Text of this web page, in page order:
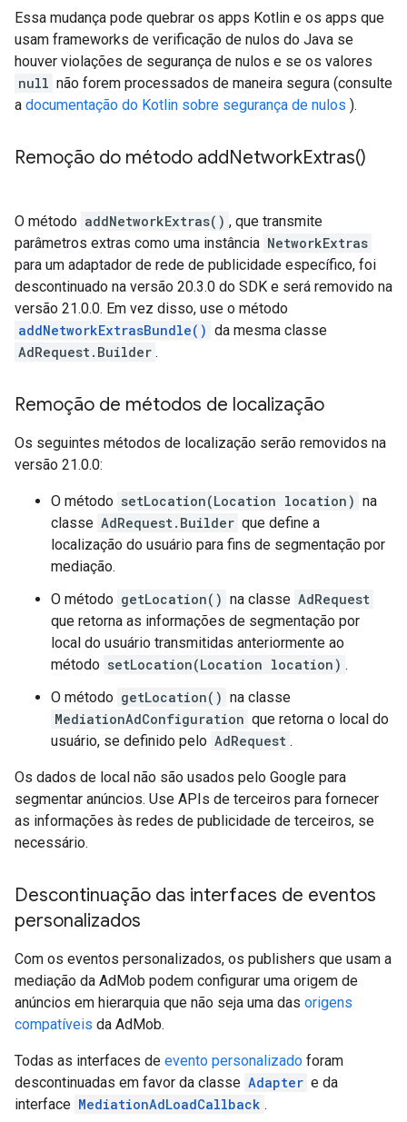
Essa mudança pode quebrar os apps Kotlin e os apps que
usam frameworks de verificação de nulos do Java se
houver violações de segurança de nulos e se os valores
null não forem processados de maneira segura (consulte
a documentação do Kotlin sobre segurança de nulos ).
Remoção do método addNetworkExtras()
O método addNetworkExtras() , que transmite
parâmetros extras como uma instância NetworkExtras
para um adaptador de rede de publicidade específico, foi
descontinuado na versão 20.3.0 do SDK e será removido na
versão 21.0.0. Em vez disso, use o método
addNetworkExtrasBundle() da mesma classe
AdRequest.Builder .
Remoção de métodos de localização
Os seguintes métodos de localização serão removidos na
versão 21.0.0:
O método setLocation(Location location) na
classe AdRequest.Builder que define a
localização do usuário para fins de segmentação por
mediação.
O método getLocation() na classe AdRequest
que retorna as informações de segmentação por
local do usuário transmitidas anteriormente ao
método setLocation(Location location) .
O método getLocation() na classe
MediationAdConfiguration que retorna o local do
usuário, se definido pelo AdRequest .
Os dados de local não são usados pelo Google para
segmentar anúncios. Use APIs de terceiros para fornecer
as informações às redes de publicidade de terceiros, se
necessário.
Descontinuação das interfaces de eventos
personalizados
Com os eventos personalizados, os publishers que usam a
mediação da AdMob podem configurar uma origem de
anúncios em hierarquia que não seja uma das origens
compatíveis da AdMob.
Todas as interfaces de evento personalizado foram
descontinuadas em favor da classe Adapter e da
interface MediationAdLoadCallback .